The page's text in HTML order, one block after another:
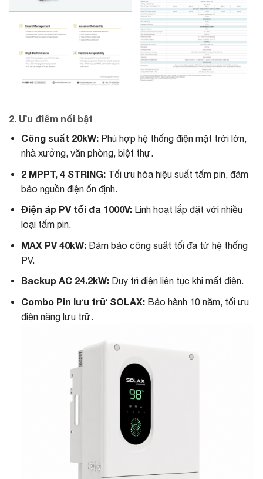
2. Ưu điểm nổi bật
Công suất 20kW:Phù hợp hệ thống điện mặt trời lớn,
nhà xưởng, văn phòng, biệt thự.
2 MPPT, 4 STRING:Tối ưu hóa hiệu suất tấm pin, đảm
bảo nguồn điện ổn định.
Điện áp PV tối đa 1000V:Linh hoạt lắp đặt với nhiều
loại tấm pin.
MAX PV 40kW:Đảm bảo công suất tối đa từ hệ thống
PV.
Backup AC 24.2kW:Duy trì điện liên tục khi mất điện.
Combo Pin lưu trữ SOLAX:Bảo hành 10 năm, tối ưu
điện năng lưu trữ.